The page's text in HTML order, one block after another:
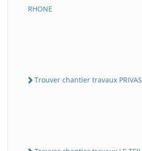
RHONE
Trouver chantier travaux PRIVAS